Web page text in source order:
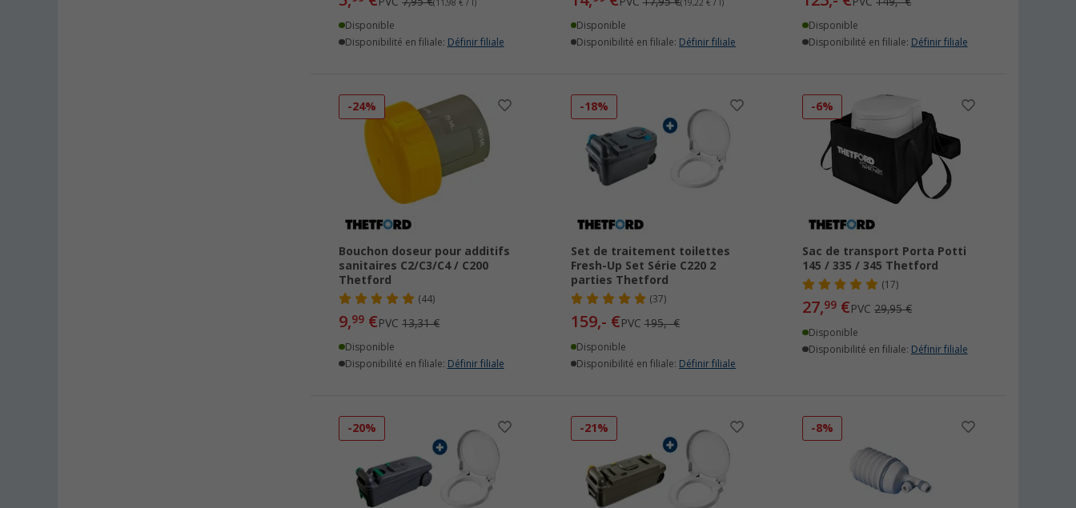
(11,98 € / l)
Disponible
Disponibilité en filiale: Définir filiale
(19,22 € / l)
Disponible
Disponibilité en filiale: Définir filiale
Disponible
Disponibilité en filiale: Définir filiale
-24%
Bouchon doseur pour additifs
sanitaires C2/C3/C4 / C200
Thetford
(44)
9,99 €PVC13,31 €
Disponible
Disponibilité en filiale: Définir filiale
-18%
Set de traitement toilettes
Fresh-Up Set Série C220 2
parties Thetford
(37)
159,- €PVC195,- €
Disponible
Disponibilité en filiale: Définir filiale
-6%
Sac de transport Porta Potti
145 / 335 / 345 Thetford
(17)
27,99 €PVC29,95 €
Disponible
Disponibilité en filiale: Définir filiale
-20% -21% -8%